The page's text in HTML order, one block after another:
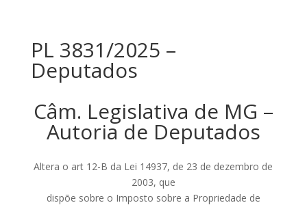
PL 3831/2025 –
Deputados
Câm. Legislativa de MG –
Autoria de Deputados
Altera o art 12-B da Lei 14937, de 23 de dezembro de
2003, que
dispõe sobre o Imposto sobre a Propriedade de